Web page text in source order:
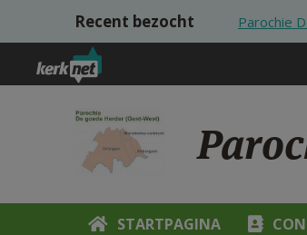
Overslaan en naar de inhoud gaan
Recent bezocht Parochie
STARTPAGINA